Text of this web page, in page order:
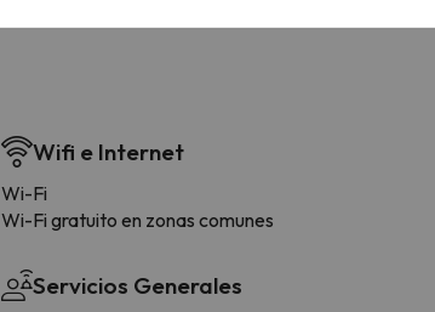
Wifi e Internet
Wi-Fi
Wi-Fi gratuito en zonas comunes
Servicios Generales